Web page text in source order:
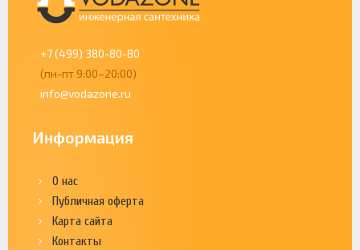
+7 (499) 380-80-80
(пн-пт 9:00–20:00)
info@vodazone.ru
Информация
О нас
Публичная оферта
Карта сайта
Контакты